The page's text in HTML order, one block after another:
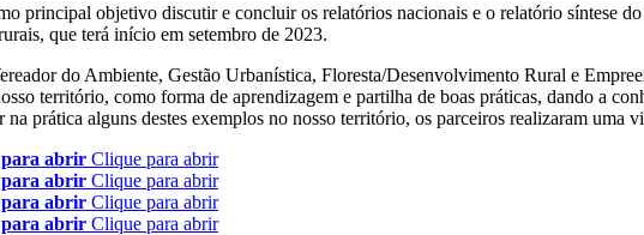
principal objetivo discutir e concluir os relatórios nacionais e o relatório síntese
que terá início em setembro de 2023.
do Ambiente, Gestão Urbanística, Floresta/Desenvolvimento Rural e
território, como forma de aprendizagem e partilha de boas práticas, dando a
prática alguns destes exemplos no nosso território, os parceiros realizaram uma
abrir Clique para abrir
abrir Clique para abrir
abrir Clique para abrir
abrir Clique para abrir